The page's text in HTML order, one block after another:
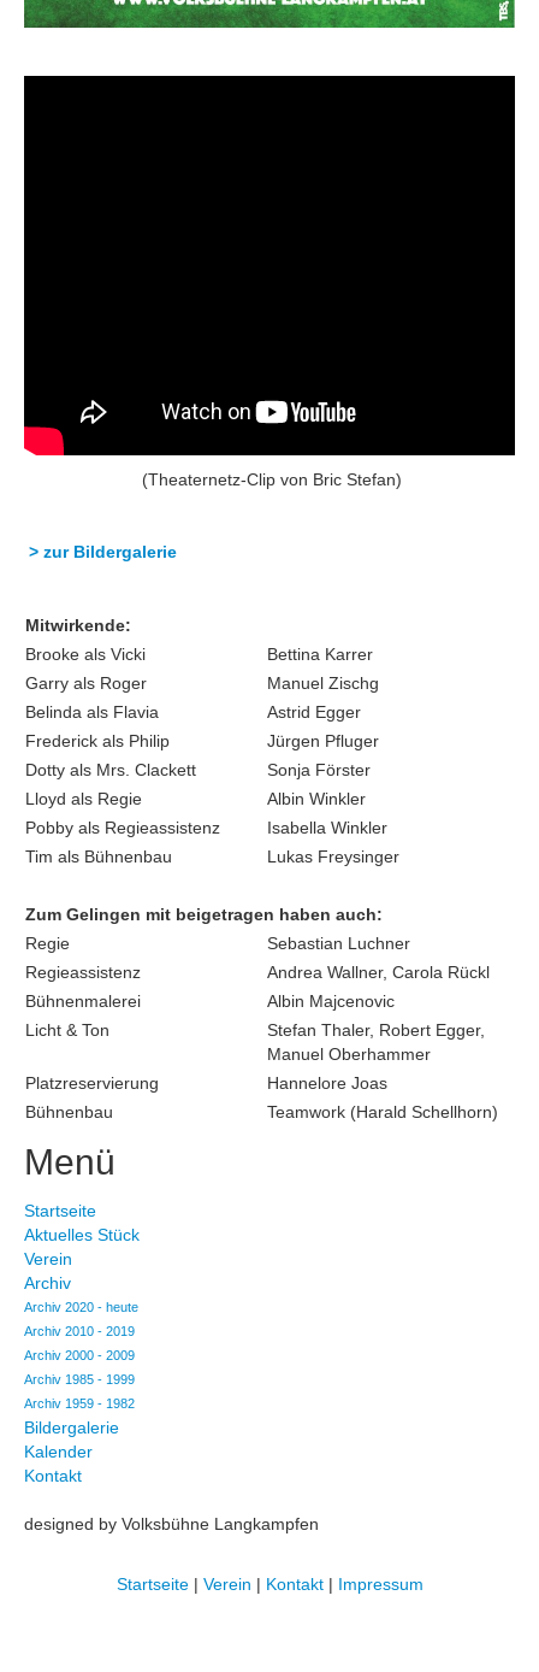
(Theaternetz-Clip von Bric Stefan)
> zur Bildergalerie
Mitwirkende:
Brooke als Vicki
Bettina Karrer
Garry als Roger
Manuel Zischg
Belinda als Flavia
Astrid Egger
Frederick als Philip
Jürgen Pfluger
Dotty als Mrs. Clackett
Sonja Förster
Lloyd als Regie
Albin Winkler
Pobby als Regieassistenz
Isabella Winkler
Tim als Bühnenbau
Lukas Freysinger
Zum Gelingen mit beigetragen haben auch:
Regie
Sebastian Luchner
Regieassistenz
Andrea Wallner, Carola Rückl
Bühnenmalerei
Albin Majcenovic
Licht & Ton
Stefan Thaler, Robert Egger,
Manuel Oberhammer
Platzreservierung
Hannelore Joas
Bühnenbau
Teamwork (Harald Schellhorn)
Menü
Startseite
Aktuelles Stück
Verein
Archiv
Archiv 2020 - heute
Archiv 2010 - 2019
Archiv 2000 - 2009
Archiv 1985 - 1999
Archiv 1959 - 1982
Bildergalerie
Kalender
Kontakt
designed by Volksbühne Langkampfen
Startseite| Verein | Kontakt| Impressum